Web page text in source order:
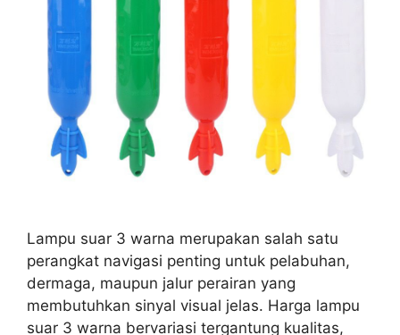
Lampu suar 3 warna merupakan salah satu
perangkat navigasi penting untuk pelabuhan,
dermaga, maupun jalur perairan yang
membutuhkan sinyal visual jelas. Harga lampu
suar 3 warna bervariasi tergantung kualitas,